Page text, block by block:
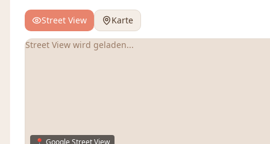
Street View Karte
Street View wird geladen...
📍 Google Street View